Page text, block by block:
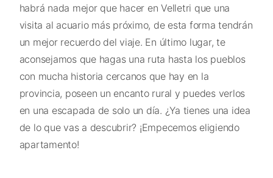
habrá nada mejor que hacer en Velletri que una
visita al acuario más próximo, de esta forma tendrán
un mejor recuerdo del viaje. En último lugar, te
aconsejamos que hagas una ruta hasta los pueblos
con mucha historia cercanos que hay en la
provincia, poseen un encanto rural y puedes verlos
en una escapada de solo un día. ¿Ya tienes una idea
de lo que vas a descubrir? ¡Empecemos eligiendo
apartamento!